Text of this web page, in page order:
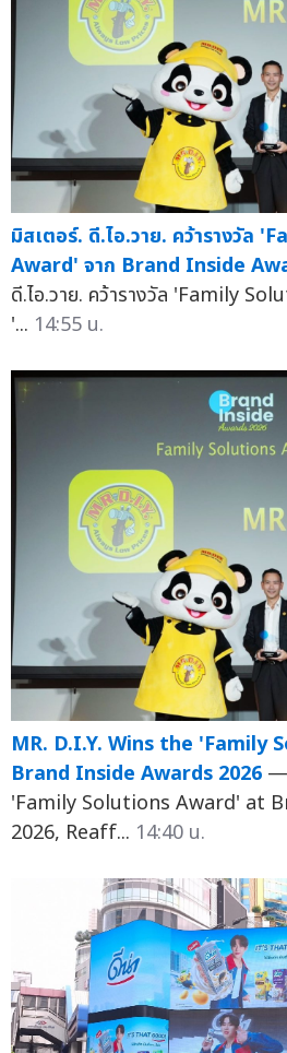
มิสเตอร์. ดี.ไอ.วาย. คว้ารางวัล
Award' จาก Brand Inside
ดี.ไอ.วาย. คว้ารางวัล 'Family
'... 14:55 น.
MR. D.I.Y. Wins the 'Family
Brand Inside Awards 2026 —
'Family Solutions Award' at
2026, Reaff... 14:40 น.